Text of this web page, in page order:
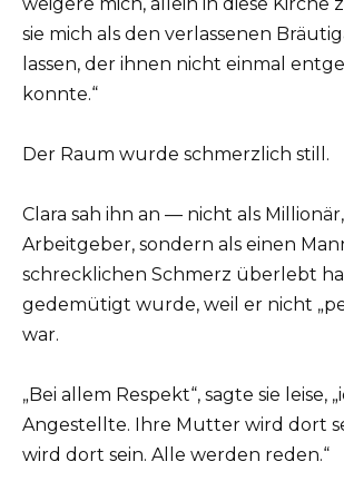
sie mich als den verlassenen
lassen, der ihnen nicht einmal
konnte.“
Der Raum wurde schmerzlich still.
Clara sah ihn an — nicht als
Arbeitgeber, sondern als einen
schrecklichen Schmerz überlebt
gedemütigt wurde, weil er nicht
war.
„Bei allem Respekt“, sagte sie leise,
Angestellte. Ihre Mutter wird dort
wird dort sein. Alle werden reden.“